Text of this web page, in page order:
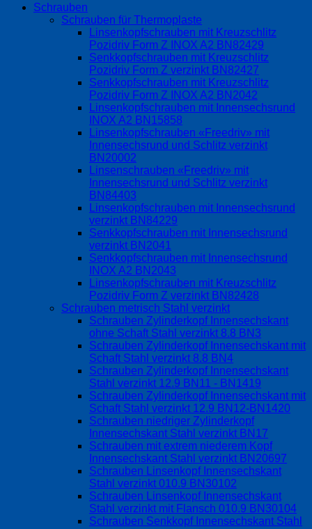
Schrauben
Schrauben für Thermoplaste
Linsenkopfschrauben mit Kreuzschlitz
Pozidriv Form Z INOX A2 BN82429
Senkkopfschrauben mit Kreuzschlitz
Pozidriv Form Z verzinkt BN82427
Senkkopfschrauben mit Kreuzschlitz
Pozidriv Form Z INOX A2 BN2042
Linsenkopfschrauben mit Innensechsrund
INOX A2 BN15858
Linsenkopfschrauben «Freedriv» mit
Innensechsrund und Schlitz verzinkt
BN20002
Linsenschrauben «Freedriv» mit
Innensechsrund und Schlitz verzinkt
BN84403
Linsenkopfschrauben mit Innensechsrund
verzinkt BN84229
Senkkopfschrauben mit Innensechsrund
verzinkt BN2041
Senkkopfschrauben mit Innensechsrund
INOX A2 BN2043
Linsenkopfschrauben mit Kreuzschlitz
Pozidriv Form Z verzinkt BN82428
Schrauben metrisch Stahl verzinkt
Schrauben Zylinderkopf Innensechskant
ohne Schaft Stahl verzinkt 8.8 BN3
Schrauben Zylinderkopf Innensechskant mit
Schaft Stahl verzinkt 8.8 BN4
Schrauben Zylinderkopf Innensechskant
Stahl verzinkt 12.9 BN11 - BN1419
Schrauben Zylinderkopf Innensechskant mit
Schaft Stahl verzinkt 12.9 BN12-BN1420
Schrauben niedriger Zylinderkopf
Innensechskant Stahl verzinkt BN17
Schrauben mit extrem niederem Kopf
Innensechskant Stahl verzinkt BN20697
Schrauben Linsenkopf Innensechskant
Stahl verzinkt 010.9 BN30102
Schrauben Linsenkopf Innensechskant
Stahl verzinkt mit Flansch 010.9 BN30104
Schrauben Senkkopf Innensechskant Stahl